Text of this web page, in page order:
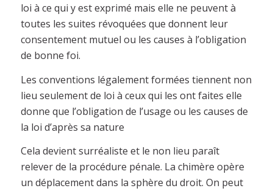
loi à ce qui y est exprimé mais elle ne peuvent à
toutes les suites révoquées que donnent leur
consentement mutuel ou les causes à l’obligation
de bonne foi.
Les conventions légalement formées tiennent non
lieu seulement de loi à ceux qui les ont faites elle
donne que l’obligation de l’usage ou les causes de
la loi d’après sa nature
Cela devient surréaliste et le non lieu paraît
relever de la procédure pénale. La chimère opère
un déplacement dans la sphère du droit. On peut